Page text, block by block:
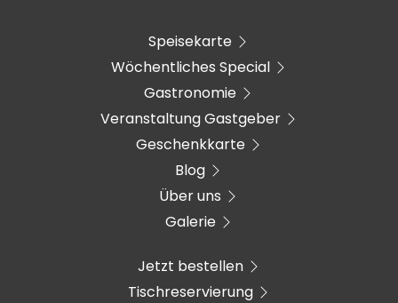
Speisekarte
Wöchentliches Special
Gastronomie
Veranstaltung Gastgeber
Geschenkkarte
Blog
Über uns
Galerie
Jetzt bestellen
Tischreservierung